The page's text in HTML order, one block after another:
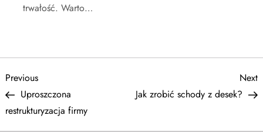
trwałość. Warto…
N
a
Previous
Post
Previous
Uproszczona
restrukturyzacja firmy
Next
Jak zrobić schody z desek?